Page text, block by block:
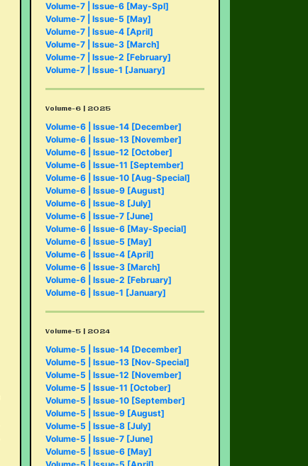
Volume-7 | Issue-6 [May-Spl]
Volume-7 | Issue-5 [May]
Volume-7 | Issue-4 [April]
Volume-7 | Issue-3 [March]
Volume-7 | Issue-2 [February]
Volume-7 | Issue-1 [January]
Volume-6 | 2025
Volume-6 | Issue-14 [December]
Volume-6 | Issue-13 [November]
Volume-6 | Issue-12 [October]
Volume-6 | Issue-11 [September]
Volume-6 | Issue-10 [Aug-Special]
Volume-6 | Issue-9 [August]
Volume-6 | Issue-8 [July]
Volume-6 | Issue-7 [June]
Volume-6 | Issue-6 [May-Special]
Volume-6 | Issue-5 [May]
Volume-6 | Issue-4 [April]
Volume-6 | Issue-3 [March]
Volume-6 | Issue-2 [February]
Volume-6 | Issue-1 [January]
Volume-5 | 2024
Volume-5 | Issue-14 [December]
Volume-5 | Issue-13 [Nov-Special]
Volume-5 | Issue-12 [November]
Volume-5 | Issue-11 [October]
Volume-5 | Issue-10 [September]
Volume-5 | Issue-9 [August]
Volume-5 | Issue-8 [July]
Volume-5 | Issue-7 [June]
Volume-5 | Issue-6 [May]